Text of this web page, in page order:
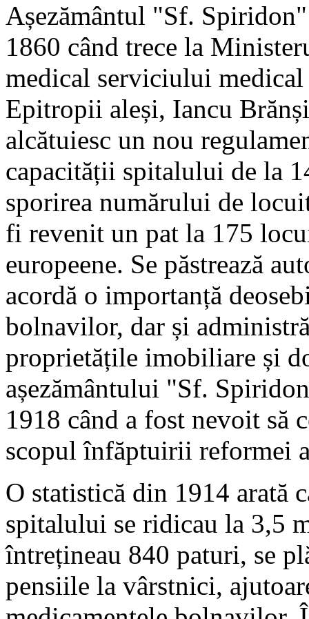
Așezământul "Sf.
1860 când trece la
medical serviciului
Epitropii aleși, Iancu
alcătuiesc un nou
capacității spitalului de la
sporirea numărului de
fi revenit un pat la 175
europeene. Se păstrează
acordă o importanță
bolnavilor, dar și
proprietățile imobiliare și
așezământului "Sf.
1918 când a fost nevoit să
scopul înfăptuirii reformei
O statistică din 1914 arată
spitalului se ridicau la 3,5
întrețineau 840 paturi, se
pensiile la vârstnici,